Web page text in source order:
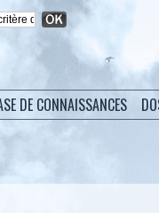
DE CONNAISSANCES